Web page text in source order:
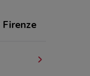
Firenze